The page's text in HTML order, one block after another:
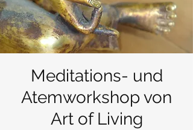
Meditations- und
Atemworkshop von
Art of Living